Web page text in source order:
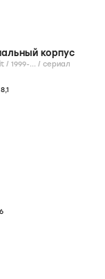
корпус
Law & Order: Special Victims Unit / 1999-... / сериал
8,1